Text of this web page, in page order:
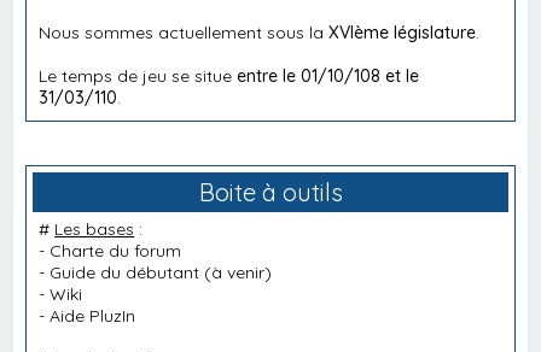
Nous sommes actuellement sous laXVIème législature
Le temps de jeu se situeentre le 01/10/108 et le
31/03/110
Boite à outils
# Les bases :
- Charte du forum
- Guide du débutant (à venir)
-Wiki
-Aide PluzIn